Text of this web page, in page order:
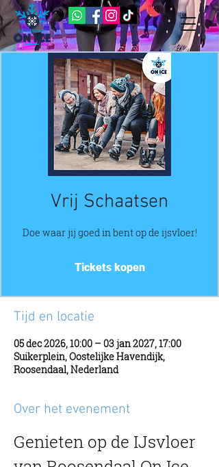
Vrij Schaatsen
Doe waar jij goed in bent op de ijsvloer!
Tickets kopen
Tijd en locatie
05 dec 2026, 10:00 – 03 jan 2027, 17:00
Suikerplein, Oostelijke Havendijk,
Roosendaal, Nederland
Over het evenement
Genieten op de IJsvloer